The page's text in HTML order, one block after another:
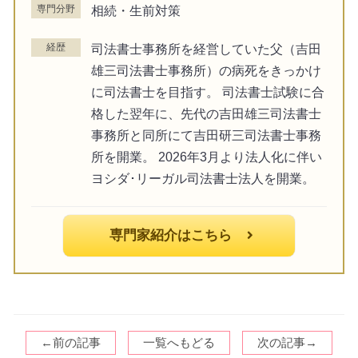
専門分野 相続・生前対策
経歴
司法書士事務所を経営していた父（吉田
雄三司法書士事務所）の病死をきっかけ
に司法書士を目指す。 司法書士試験に合
格した翌年に、先代の吉田雄三司法書士
事務所と同所にて吉田研三司法書士事務
所を開業。 2026年3月より法人化に伴い
ヨシダ･リーガル司法書士法人を開業。
専門家紹介はこちら
←前の記事 一覧へもどる 次の記事→